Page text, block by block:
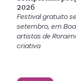
2026
Festival gratuito
setembro, em
artistas de
criativa